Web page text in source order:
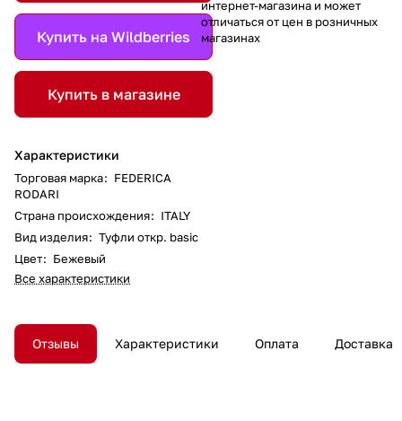
Купить на Wildberries
Купить в магазине
Характеристики
Торговая марка: FEDERICA
RODARI
Страна происхождения: ITALY
Вид изделия: Туфли откр. basic
Цвет: Бежевый
Все характеристики
интернет-магазина и может
отличаться от цен в розничных
магазинах
Отзывы Характеристики Оплата Доставка